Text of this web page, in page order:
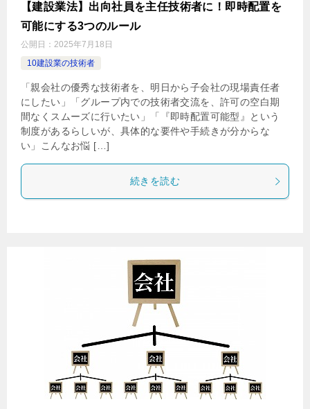
【建設業法】出向社員を主任技術者に！即時配置を
可能にする3つのルール
公開日： 2025年7月18日
10建設業の技術者
「親会社の優秀な技術者を、明日から子会社の現場責任者
にしたい」「グループ内での技術者交流を、許可の空白期
間なくスムーズに行いたい」「『即時配置可能型』という
制度があるらしいが、具体的な要件や手続きが分からな
い」こんなお悩 […]
続きを読む